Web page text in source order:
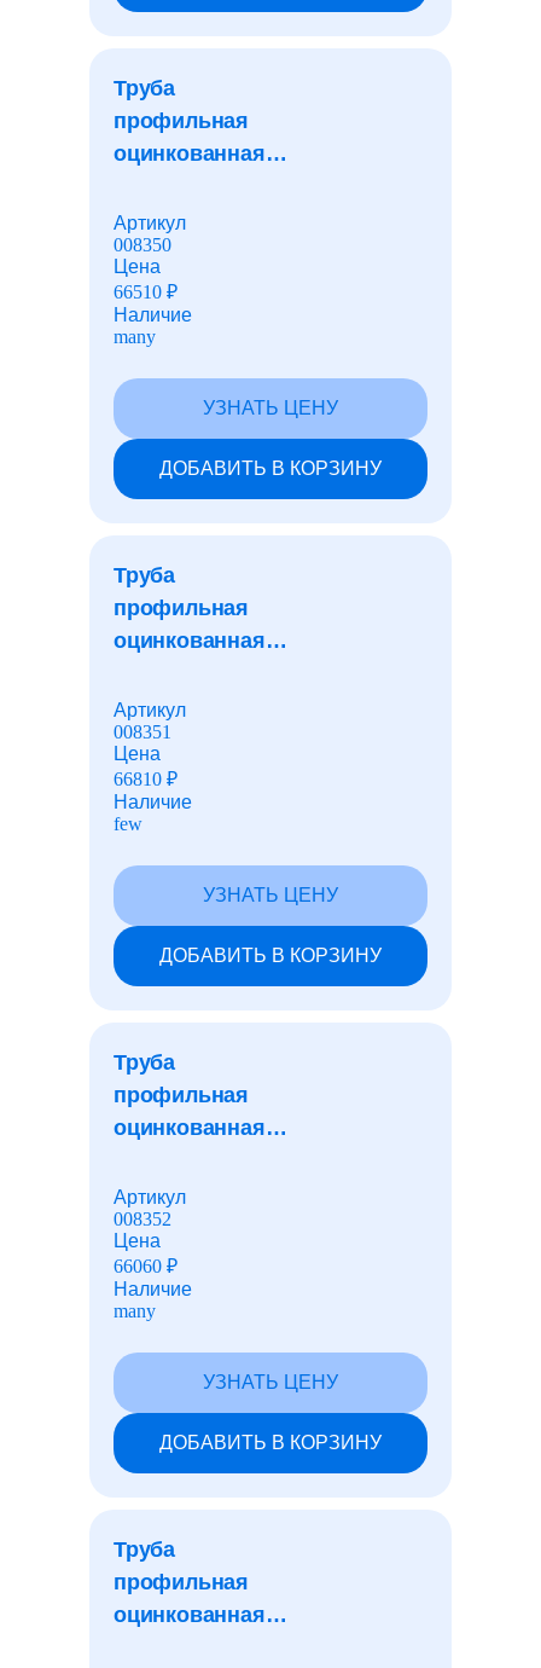
Лист перфорированный
Рулоны с полимерным покрытием
Шарики для подшипников
Барьеры безопасности
Фундаментные болты
Закладные детали
Газонные ограждения
Швеллеры
Гасители вибрации
Люки и дождеприемники
Чугун
Резинотехнические изделия
Алюминиевый прокат
Дюралевый прокат
Медный прокат
Латунный прокат
Труба
профильная
оцинкованная
20x20x2,0 мм
Артикул
008350
Цена
66510 ₽
Наличие
many
УЗНАТЬ ЦЕНУ
ДОБАВИТЬ В КОРЗИНУ
Труба
профильная
оцинкованная
25x25x1,0 мм
Артикул
008351
Цена
66810 ₽
Наличие
few
УЗНАТЬ ЦЕНУ
ДОБАВИТЬ В КОРЗИНУ
Труба
профильная
оцинкованная
25x25x2,0 мм
Артикул
008352
Цена
66060 ₽
Наличие
many
УЗНАТЬ ЦЕНУ
ДОБАВИТЬ В КОРЗИНУ
Труба
профильная
оцинкованная